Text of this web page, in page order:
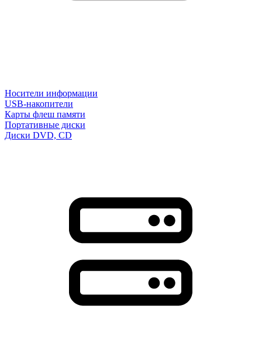
Носители информации
USB-накопители
Карты флеш памяти
Портативные диски
Диски DVD, CD